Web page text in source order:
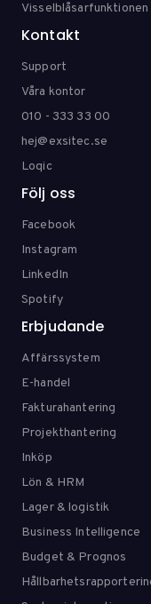
Visselblåsarfunktionen
Kontakt
Support
Våra kontor
010 - 333 33 00
hej@exsitec.se
Loqic
Följ oss
Facebook
Instagram
LinkedIn
Spotify
Erbjudande
Affärssystem
E-handel
Fakturahantering
Projekthantering
Inköp
Lön & HRM
Lager & logistik
Business Intelligence
Budget & Prognos